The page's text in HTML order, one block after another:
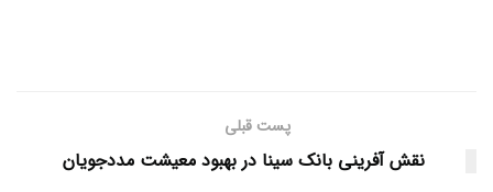
پست قبلی
نقش آفرینی بانک سینا در بهبود معیشت مددجویان